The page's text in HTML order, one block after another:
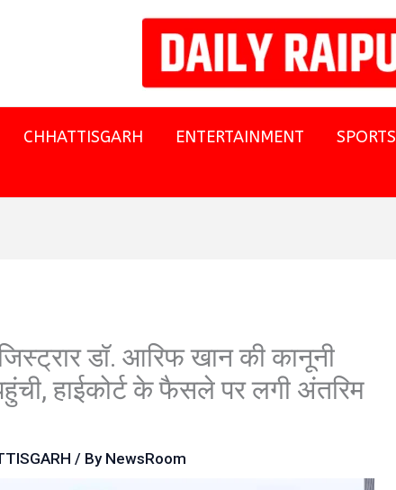
CHHATTISGARH ENTERTAINMENT SPORTS
डॉ. आरिफ खान की कानूनी
हाईकोर्ट के फैसले पर लगी अंतरिम
/ By NewsRoom